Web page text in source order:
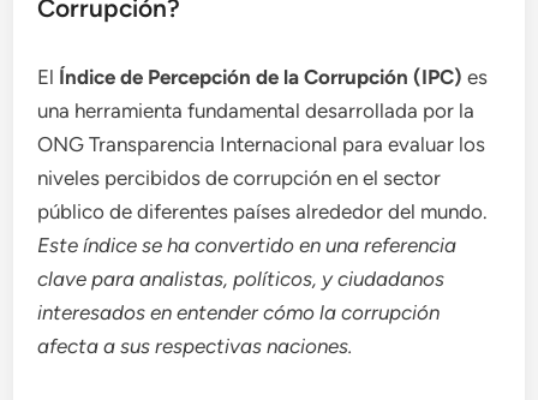
Corrupción?
El Índice de Percepción de la Corrupción (IPC) es
una herramienta fundamental desarrollada por la
ONG Transparencia Internacional para evaluar los
niveles percibidos de corrupción en el sector
público de diferentes países alrededor del mundo.
Este índice se ha convertido en una referencia
clave para analistas, políticos, y ciudadanos
interesados en entender cómo la corrupción
afecta a sus respectivas naciones.